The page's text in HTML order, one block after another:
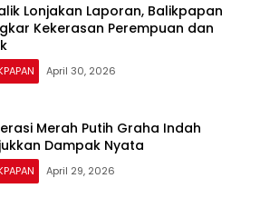
Lonjakan Laporan, Balikpapan
Kekerasan Perempuan dan
April 30, 2026
Merah Putih Graha Indah
Dampak Nyata
April 29, 2026